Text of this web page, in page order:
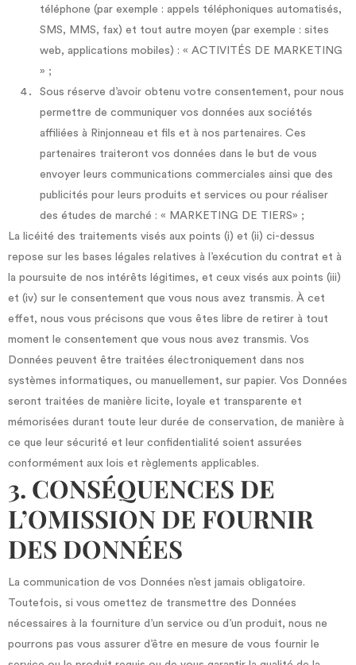
téléphone (par exemple : appels téléphoniques automatisés,
SMS, MMS, fax) et tout autre moyen (par exemple : sites
web, applications mobiles) : « ACTIVITÉS DE MARKETING
» ;
Sous réserve d’avoir obtenu votre consentement, pour nous
permettre de communiquer vos données aux sociétés
affiliées à Rinjonneau et fils et à nos partenaires. Ces
partenaires traiteront vos données dans le but de vous
envoyer leurs communications commerciales ainsi que des
publicités pour leurs produits et services ou pour réaliser
des études de marché : « MARKETING DE TIERS» ;
La licéité des traitements visés aux points (i) et (ii) ci-dessus
repose sur les bases légales relatives à l’exécution du contrat et à
la poursuite de nos intérêts légitimes, et ceux visés aux points (iii)
et (iv) sur le consentement que vous nous avez transmis. À cet
effet, nous vous précisons que vous êtes libre de retirer à tout
moment le consentement que vous nous avez transmis. Vos
Données peuvent être traitées électroniquement dans nos
systèmes informatiques, ou manuellement, sur papier. Vos Données
seront traitées de manière licite, loyale et transparente et
mémorisées durant toute leur durée de conservation, de manière à
ce que leur sécurité et leur confidentialité soient assurées
conformément aux lois et règlements applicables.
3. CONSÉQUENCES DE
L’OMISSION DE FOURNIR
DES DONNÉES
La communication de vos Données n’est jamais obligatoire.
Toutefois, si vous omettez de transmettre des Données
nécessaires à la fourniture d’un service ou d’un produit, nous ne
pourrons pas vous assurer d’être en mesure de vous fournir le